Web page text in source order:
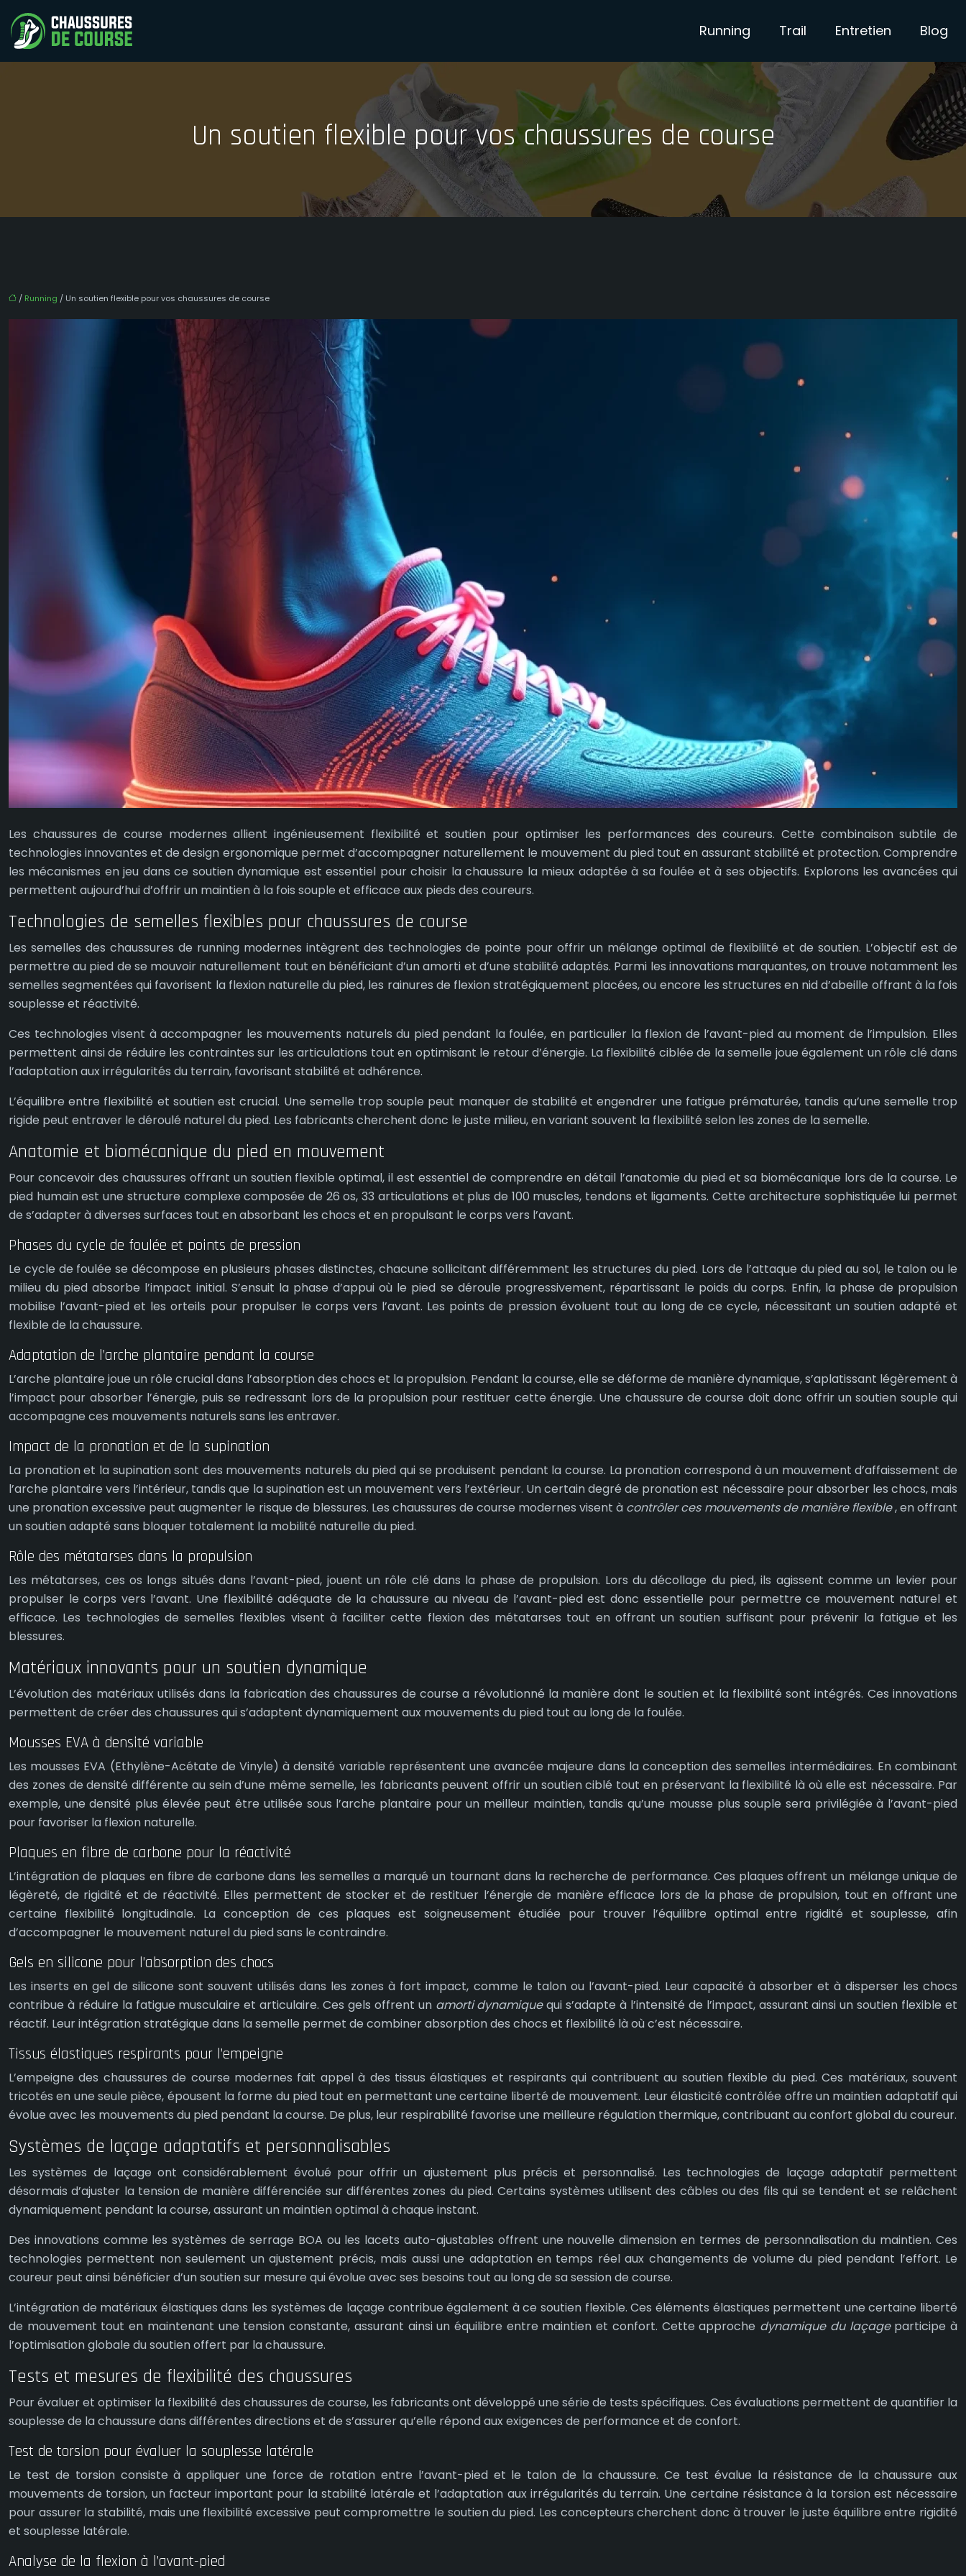
Running Trail Entretien Blog
Un soutien flexible pour vos chaussures de course
/ Running / Un soutien flexible pour vos chaussures de course
Les chaussures de course modernes allient ingénieusement flexibilité et soutien pour optimiser les performances des coureurs. Cette combinaison subtile de
technologies innovantes et de design ergonomique permet d’accompagner naturellement le mouvement du pied tout en assurant stabilité et protection. Comprendre
les mécanismes en jeu dans ce soutien dynamique est essentiel pour choisir la chaussure la mieux adaptée à sa foulée et à ses objectifs. Explorons les avancées qui
permettent aujourd’hui d’offrir un maintien à la fois souple et efficace aux pieds des coureurs.
Technologies de semelles flexibles pour chaussures de course
Les semelles des chaussures de running modernes intègrent des technologies de pointe pour offrir un mélange optimal de flexibilité et de soutien. L’objectif est de
permettre au pied de se mouvoir naturellement tout en bénéficiant d’un amorti et d’une stabilité adaptés. Parmi les innovations marquantes, on trouve notamment les
semelles segmentées qui favorisent la flexion naturelle du pied, les rainures de flexion stratégiquement placées, ou encore les structures en nid d’abeille offrant à la fois
souplesse et réactivité.
Ces technologies visent à accompagner les mouvements naturels du pied pendant la foulée, en particulier la flexion de l’avant-pied au moment de l’impulsion. Elles
permettent ainsi de réduire les contraintes sur les articulations tout en optimisant le retour d’énergie. La flexibilité ciblée de la semelle joue également un rôle clé dans
l’adaptation aux irrégularités du terrain, favorisant stabilité et adhérence.
L’équilibre entre flexibilité et soutien est crucial. Une semelle trop souple peut manquer de stabilité et engendrer une fatigue prématurée, tandis qu’une semelle trop
rigide peut entraver le déroulé naturel du pied. Les fabricants cherchent donc le juste milieu, en variant souvent la flexibilité selon les zones de la semelle.
Anatomie et biomécanique du pied en mouvement
Pour concevoir des chaussures offrant un soutien flexible optimal, il est essentiel de comprendre en détail l’anatomie du pied et sa biomécanique lors de la course. Le
pied humain est une structure complexe composée de 26 os, 33 articulations et plus de 100 muscles, tendons et ligaments. Cette architecture sophistiquée lui permet
de s’adapter à diverses surfaces tout en absorbant les chocs et en propulsant le corps vers l’avant.
Phases du cycle de foulée et points de pression
Le cycle de foulée se décompose en plusieurs phases distinctes, chacune sollicitant différemment les structures du pied. Lors de l’attaque du pied au sol, le talon ou le
milieu du pied absorbe l’impact initial. S’ensuit la phase d’appui où le pied se déroule progressivement, répartissant le poids du corps. Enfin, la phase de propulsion
mobilise l’avant-pied et les orteils pour propulser le corps vers l’avant. Les points de pression évoluent tout au long de ce cycle, nécessitant un soutien adapté et
flexible de la chaussure.
Adaptation de l’arche plantaire pendant la course
L’arche plantaire joue un rôle crucial dans l’absorption des chocs et la propulsion. Pendant la course, elle se déforme de manière dynamique, s’aplatissant légèrement à
l’impact pour absorber l’énergie, puis se redressant lors de la propulsion pour restituer cette énergie. Une chaussure de course doit donc offrir un soutien souple qui
accompagne ces mouvements naturels sans les entraver.
Impact de la pronation et de la supination
La pronation et la supination sont des mouvements naturels du pied qui se produisent pendant la course. La pronation correspond à un mouvement d’affaissement de
l’arche plantaire vers l’intérieur, tandis que la supination est un mouvement vers l’extérieur. Un certain degré de pronation est nécessaire pour absorber les chocs, mais
une pronation excessive peut augmenter le risque de blessures. Les chaussures de course modernes visent à contrôler ces mouvements de manière flexible, en offrant
un soutien adapté sans bloquer totalement la mobilité naturelle du pied.
Rôle des métatarses dans la propulsion
Les métatarses, ces os longs situés dans l’avant-pied, jouent un rôle clé dans la phase de propulsion. Lors du décollage du pied, ils agissent comme un levier pour
propulser le corps vers l’avant. Une flexibilité adéquate de la chaussure au niveau de l’avant-pied est donc essentielle pour permettre ce mouvement naturel et
efficace. Les technologies de semelles flexibles visent à faciliter cette flexion des métatarses tout en offrant un soutien suffisant pour prévenir la fatigue et les
blessures.
Matériaux innovants pour un soutien dynamique
L’évolution des matériaux utilisés dans la fabrication des chaussures de course a révolutionné la manière dont le soutien et la flexibilité sont intégrés. Ces innovations
permettent de créer des chaussures qui s’adaptent dynamiquement aux mouvements du pied tout au long de la foulée.
Mousses EVA à densité variable
Les mousses EVA (Ethylène-Acétate de Vinyle) à densité variable représentent une avancée majeure dans la conception des semelles intermédiaires. En combinant
des zones de densité différente au sein d’une même semelle, les fabricants peuvent offrir un soutien ciblé tout en préservant la flexibilité là où elle est nécessaire. Par
exemple, une densité plus élevée peut être utilisée sous l’arche plantaire pour un meilleur maintien, tandis qu’une mousse plus souple sera privilégiée à l’avant-pied
pour favoriser la flexion naturelle.
Plaques en fibre de carbone pour la réactivité
L’intégration de plaques en fibre de carbone dans les semelles a marqué un tournant dans la recherche de performance. Ces plaques offrent un mélange unique de
légèreté, de rigidité et de réactivité. Elles permettent de stocker et de restituer l’énergie de manière efficace lors de la phase de propulsion, tout en offrant une
certaine flexibilité longitudinale. La conception de ces plaques est soigneusement étudiée pour trouver l’équilibre optimal entre rigidité et souplesse, afin
d’accompagner le mouvement naturel du pied sans le contraindre.
Gels en silicone pour l’absorption des chocs
Les inserts en gel de silicone sont souvent utilisés dans les zones à fort impact, comme le talon ou l’avant-pied. Leur capacité à absorber et à disperser les chocs
contribue à réduire la fatigue musculaire et articulaire. Ces gels offrent un amorti dynamiquequi s’adapte à l’intensité de l’impact, assurant ainsi un soutien flexible et
réactif. Leur intégration stratégique dans la semelle permet de combiner absorption des chocs et flexibilité là où c’est nécessaire.
Tissus élastiques respirants pour l’empeigne
L’empeigne des chaussures de course modernes fait appel à des tissus élastiques et respirants qui contribuent au soutien flexible du pied. Ces matériaux, souvent
tricotés en une seule pièce, épousent la forme du pied tout en permettant une certaine liberté de mouvement. Leur élasticité contrôlée offre un maintien adaptatif qui
évolue avec les mouvements du pied pendant la course. De plus, leur respirabilité favorise une meilleure régulation thermique, contribuant au confort global du coureur.
Systèmes de laçage adaptatifs et personnalisables
Les systèmes de laçage ont considérablement évolué pour offrir un ajustement plus précis et personnalisé. Les technologies de laçage adaptatif permettent
désormais d’ajuster la tension de manière différenciée sur différentes zones du pied. Certains systèmes utilisent des câbles ou des fils qui se tendent et se relâchent
dynamiquement pendant la course, assurant un maintien optimal à chaque instant.
Des innovations comme les systèmes de serrage BOA ou les lacets auto-ajustables offrent une nouvelle dimension en termes de personnalisation du maintien. Ces
technologies permettent non seulement un ajustement précis, mais aussi une adaptation en temps réel aux changements de volume du pied pendant l’effort. Le
coureur peut ainsi bénéficier d’un soutien sur mesure qui évolue avec ses besoins tout au long de sa session de course.
L’intégration de matériaux élastiques dans les systèmes de laçage contribue également à ce soutien flexible. Ces éléments élastiques permettent une certaine liberté
de mouvement tout en maintenant une tension constante, assurant ainsi un équilibre entre maintien et confort. Cette approche dynamique du laçage participe à
l’optimisation globale du soutien offert par la chaussure.
Tests et mesures de flexibilité des chaussures
Pour évaluer et optimiser la flexibilité des chaussures de course, les fabricants ont développé une série de tests spécifiques. Ces évaluations permettent de quantifier la
souplesse de la chaussure dans différentes directions et de s’assurer qu’elle répond aux exigences de performance et de confort.
Test de torsion pour évaluer la souplesse latérale
Le test de torsion consiste à appliquer une force de rotation entre l’avant-pied et le talon de la chaussure. Ce test évalue la résistance de la chaussure aux
mouvements de torsion, un facteur important pour la stabilité latérale et l’adaptation aux irrégularités du terrain. Une certaine résistance à la torsion est nécessaire
pour assurer la stabilité, mais une flexibilité excessive peut compromettre le soutien du pied. Les concepteurs cherchent donc à trouver le juste équilibre entre rigidité
et souplesse latérale.
Analyse de la flexion à l’avant-pied